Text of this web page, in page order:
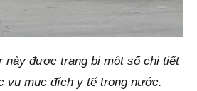
này được trang bị một số chi tiết
vụ mục đích y tế trong nước.